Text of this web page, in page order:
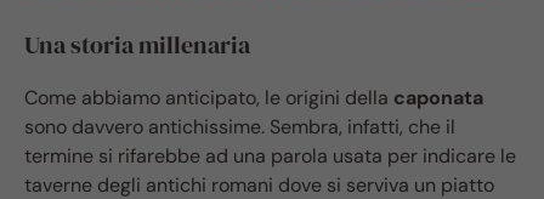
Una storia millenaria
Come abbiamo anticipato, le origini della caponata
sono davvero antichissime. Sembra, infatti, che il
termine si rifarebbe ad una parola usata per indicare le
taverne degli antichi romani dove si serviva un piatto